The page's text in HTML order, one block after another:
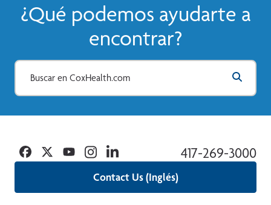
¿Qué podemos ayudarte a
encontrar?
Contact Us (Inglés)
417-269-3000
Facebook
TwitterYouTubeInstagramLinkedin